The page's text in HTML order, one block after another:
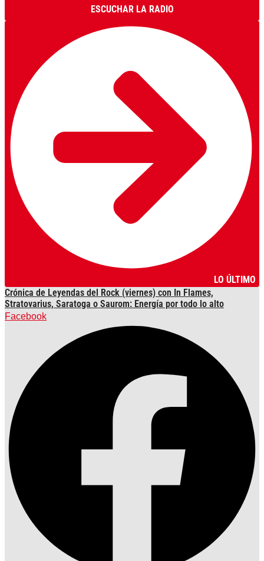
ESCUCHAR LA RADIO
LO ÚLTIMO
Crónica de Leyendas del Rock (viernes) con In Flames,
Stratovarius, Saratoga o Saurom: Energía por todo lo alto
Facebook